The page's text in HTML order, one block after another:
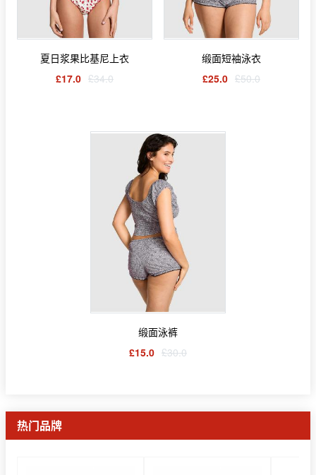
夏日浆果比基尼上衣
£17.0 £34.0
缎面短袖泳衣
£25.0 £50.0
缎面泳裤
£15.0 £30.0
热门品牌